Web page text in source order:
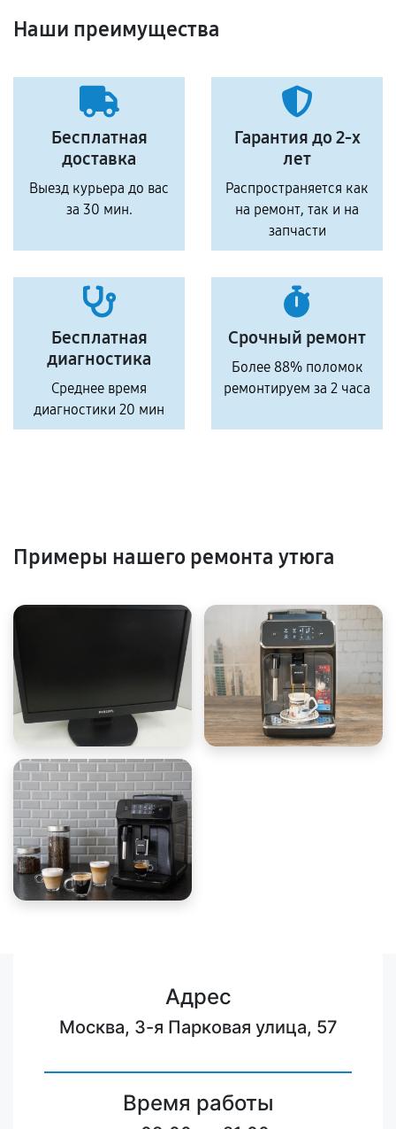
Наши преимущества
Бесплатная
доставка
Выезд курьера до вас
за 30 мин.
Гарантия до 2-х
лет
Распространяется как
на ремонт, так и на
запчасти
Бесплатная
диагностика
Среднее время
диагностики 20 мин
Срочный ремонт
Более 88% поломок
ремонтируем за 2 часа
Примеры нашего ремонта утюга
Адрес
Москва, 3-я Парковая улица, 57
Время работы